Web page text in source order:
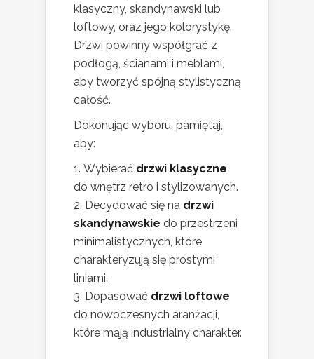
klasyczny, skandynawski lub
loftowy, oraz jego kolorystykę.
Drzwi powinny współgrać z
podłogą, ścianami i meblami,
aby tworzyć spójną stylistyczną
całość.
Dokonując wyboru, pamiętaj,
aby:
Wybierać drzwi klasyczne
do wnętrz retro i stylizowanych.
Decydować się na drzwi
skandynawskie do przestrzeni
minimalistycznych, które
charakteryzują się prostymi
liniami.
Dopasować drzwi loftowe
do nowoczesnych aranżacji,
które mają industrialny charakter.